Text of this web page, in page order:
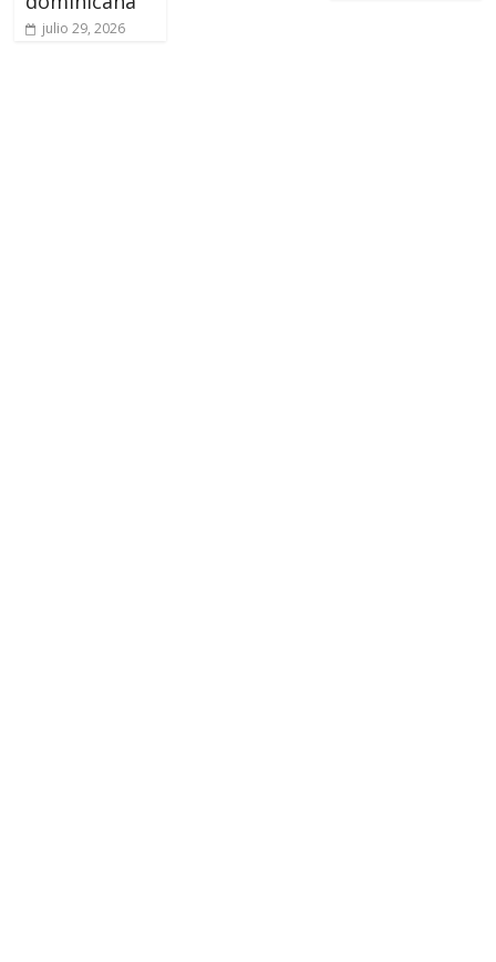
julio 29, 2026